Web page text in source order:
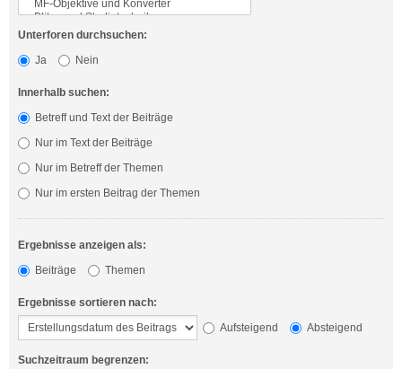
Unterforen durchsuchen:
Ja
Nein
Innerhalb suchen:
Betreff und Text der Beiträge
Nur im Text der Beiträge
Nur im Betreff der Themen
Nur im ersten Beitrag der Themen
Ergebnisse anzeigen als:
Beiträge
Themen
Ergebnisse sortieren nach:
Aufsteigend
Absteigend
Suchzeitraum begrenzen: